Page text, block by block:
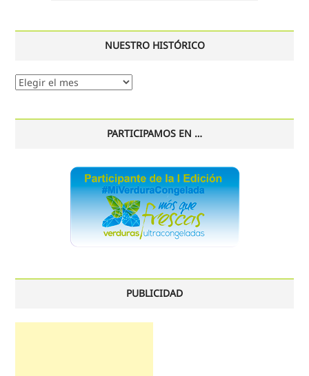
NUESTRO HISTÓRICO
Nuestro
PARTICIPAMOS EN …
PUBLICIDAD